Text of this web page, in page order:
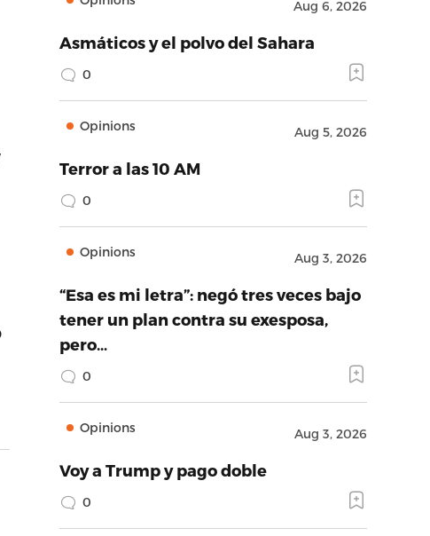
Aug 6, 2026
Asmáticos y el polvo del Sahara
0
Opinions Aug 5, 2026
Terror a las 10 AM
0
Opinions Aug 3, 2026
“Esa es mi letra”: negó tres veces bajo
tener un plan contra su exesposa,
pero…
0
Opinions Aug 3, 2026
Voy a Trump y pago doble
0